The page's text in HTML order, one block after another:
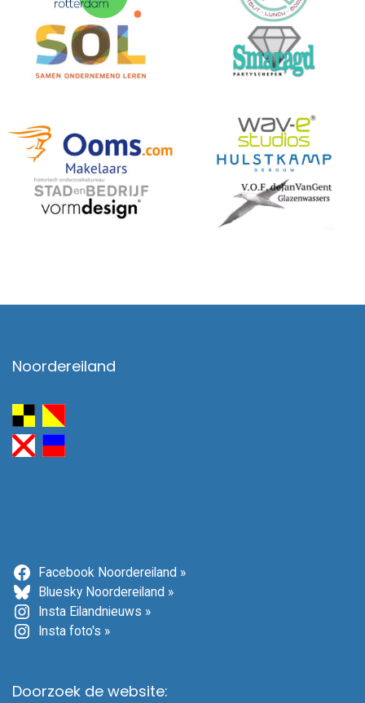
Noordereiland
Facebook Noordereiland »
Bluesky Noordereiland »
Insta Eilandnieuws »
Insta foto's »
Doorzoek de website: